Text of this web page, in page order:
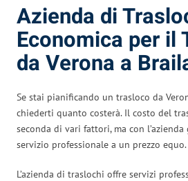
Azienda di
Economica per il
da Verona a
Se stai pianificando un trasloco da
chiederti quanto costerà. Il costo del
seconda di vari fattori, ma con
servizio professionale a un prezzo equo.
L’azienda di traslochi offre servizi